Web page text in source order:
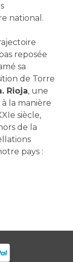
national.
reposée
sa
de Torre
Rioja, une
la manière
siècle,
de la
pays :